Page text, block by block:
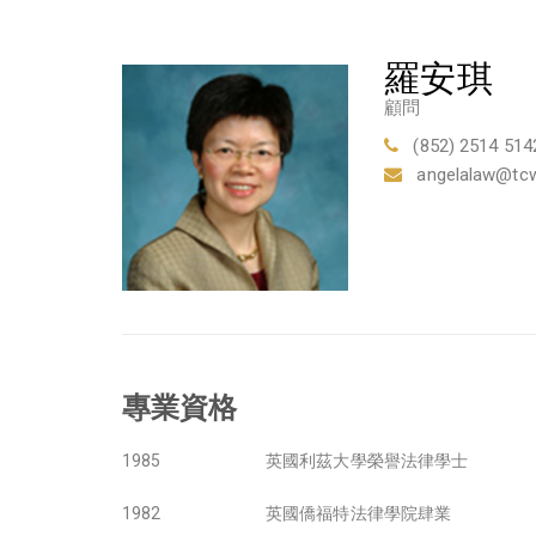
羅安琪
顧問
(852) 2514
專業資格
1985 英國利茲大學榮譽法律學士
1982 英國僑福特法律學院肆業